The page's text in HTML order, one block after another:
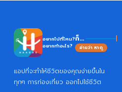
อยากไปที่ไหน?
อยากทำอะไร?
ก็... Haa
อ่านว่า หาดู
แอปที่จะทำให้ชีวิตของคุณง่ายขึ้นใน
ทุกๆ การท่องเที่ยว ออกไปใช้ชีวิต